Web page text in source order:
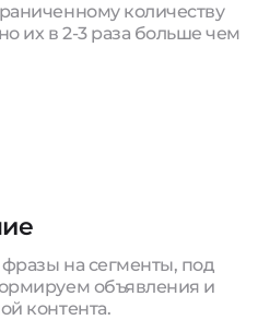
количеству
их в 2-3 раза больше чем
на сегменты, под
объявления и
контента.